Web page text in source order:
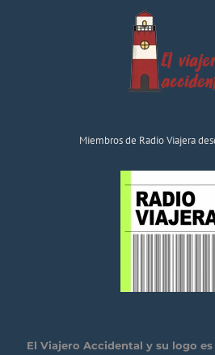
Miembros de Radio Viajera
El Viajero Accidental y su logo